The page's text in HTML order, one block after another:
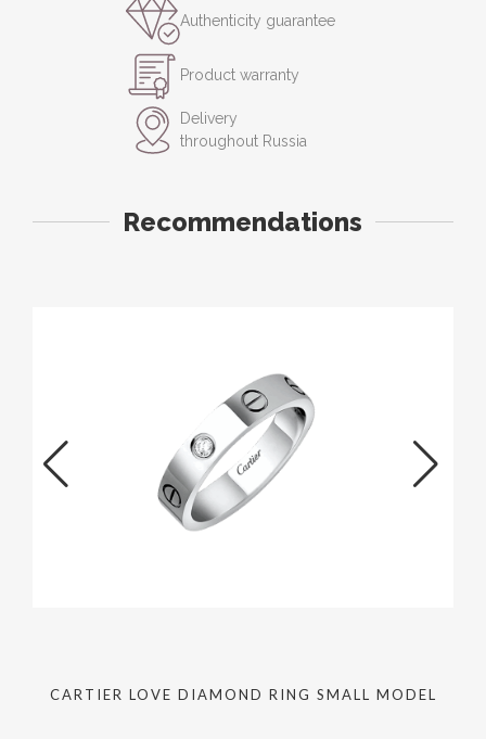
Authenticity guarantee
Product warranty
Delivery
throughout Russia
Recommendations
CARTIER LOVE DIAMOND RING SMALL MODEL